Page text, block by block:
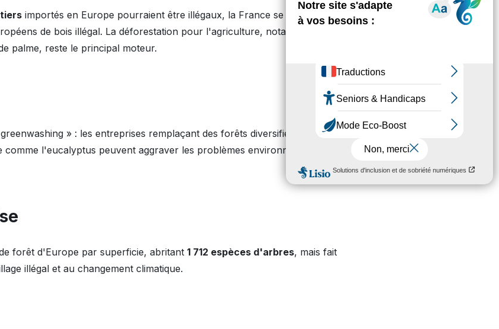
importés en Europe pourraient être illégaux, la France se classant
de bois illégal. La déforestation pour l'agriculture, notamment
palme, reste le principal moteur.
» : les entreprises remplaçant des forêts diversifiées par des
l'eucalyptus peuvent aggraver les problèmes environnementaux au
forêt d'Europe par superficie, abritant 1 712 espèces d'arbres, mais fait
illégal et au changement climatique.